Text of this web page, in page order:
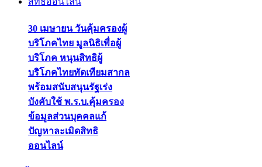
30 เมษายน วันคุ้มครองผู้
บริโภคไทย มูลนิธิเพื่อผู้
บริโภค หนุนสิทธิผู้
บริโภคไทยทัดเทียมสากล
พร้อมสนับสนุนรัฐเร่ง
บังคับใช้ พ.ร.บ.คุ้มครอง
ข้อมูลส่วนบุคคลแก้
ปัญหาละเมิดสิทธิ
ออนไลน์